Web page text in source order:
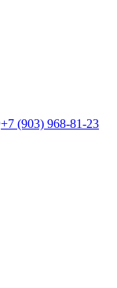
+7 (903) 968-81-23